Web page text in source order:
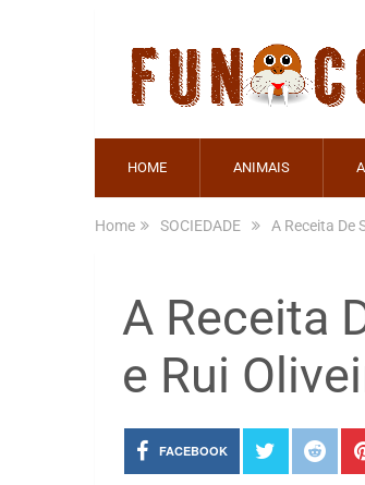
HOME ANIMAIS
Home SOCIEDADE A Receita De
A Receita
e Rui
FACEBOOK